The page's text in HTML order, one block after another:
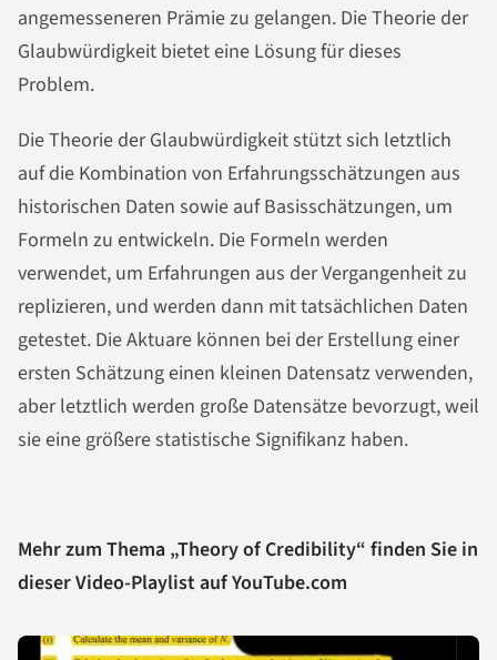
angemesseneren Prämie zu gelangen. Die Theorie der
Glaubwürdigkeit bietet eine Lösung für dieses
Problem.
Die Theorie der Glaubwürdigkeit stützt sich letztlich
auf die Kombination von Erfahrungsschätzungen aus
historischen Daten sowie auf Basisschätzungen, um
Formeln zu entwickeln. Die Formeln werden
verwendet, um Erfahrungen aus der Vergangenheit zu
replizieren, und werden dann mit tatsächlichen Daten
getestet. Die Aktuare können bei der Erstellung einer
ersten Schätzung einen kleinen Datensatz verwenden,
aber letztlich werden große Datensätze bevorzugt, weil
sie eine größere statistische Signifikanz haben.
Mehr zum Thema „Theory of Credibility“ finden Sie in
dieser Video-Playlist auf YouTube.com